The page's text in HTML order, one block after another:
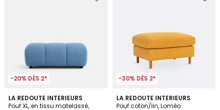
-20% DÈS 2*
LA REDOUTE INTERIEURS
Pouf XL, en tissu matelassé,
3
-30% DÈS 2*
LA REDOUTE INTERIEURS
Pouf coton/lin, Loméo
5
/